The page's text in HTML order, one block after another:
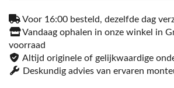
Voor 16:00 besteld, dezelfde dag
Vandaag ophalen in onze winkel in
voorraad
Altijd originele of gelijkwaardige
Deskundig advies van ervaren